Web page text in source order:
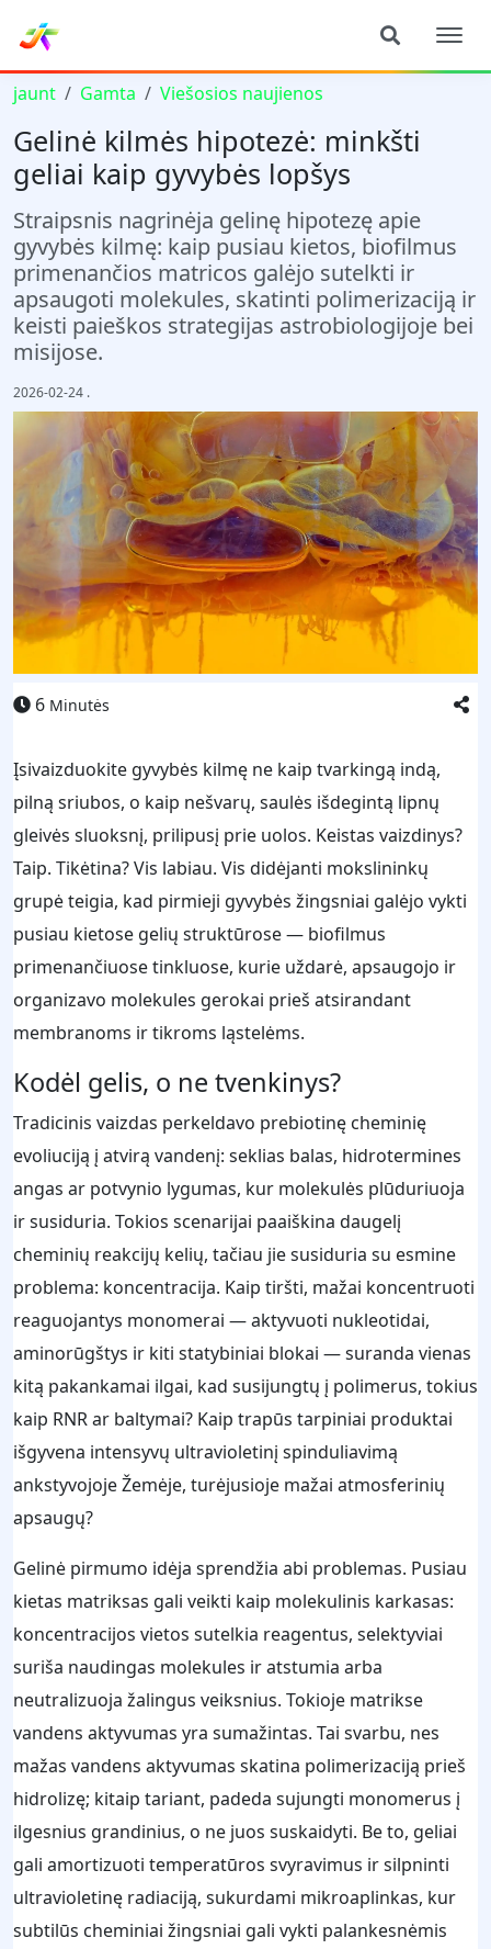
jaunt Gamta Viešosios naujienos
Gelinė kilmės hipotezė: minkšti
geliai kaip gyvybės lopšys
Straipsnis nagrinėja gelinę hipotezę apie
gyvybės kilmę: kaip pusiau kietos, biofilmus
primenančios matricos galėjo sutelkti ir
apsaugoti molekules, skatinti polimerizaciją ir
keisti paieškos strategijas astrobiologijoje bei
misijose.
2026-02-24 .
6 Minutės
Įsivaizduokite gyvybės kilmę ne kaip tvarkingą indą,
pilną sriubos, o kaip nešvarų, saulės išdegintą lipnų
gleivės sluoksnį, prilipusį prie uolos. Keistas vaizdinys?
Taip. Tikėtina? Vis labiau. Vis didėjanti mokslininkų
grupė teigia, kad pirmieji gyvybės žingsniai galėjo vykti
pusiau kietose gelių struktūrose — biofilmus
primenančiuose tinkluose, kurie uždarė, apsaugojo ir
organizavo molekules gerokai prieš atsirandant
membranoms ir tikroms ląstelėms.
Kodėl gelis, o ne tvenkinys?
Tradicinis vaizdas perkeldavo prebiotinę cheminię
evoliuciją į atvirą vandenį: seklias balas, hidrotermines
angas ar potvynio lygumas, kur molekulės plūduriuoja
ir susiduria. Tokios scenarijai paaiškina daugelį
cheminių reakcijų kelių, tačiau jie susiduria su esmine
problema: koncentracija. Kaip tiršti, mažai koncentruoti
reaguojantys monomerai — aktyvuoti nukleotidai,
aminorūgštys ir kiti statybiniai blokai — suranda vienas
kitą pakankamai ilgai, kad susijungtų į polimerus, tokius
kaip RNR ar baltymai? Kaip trapūs tarpiniai produktai
išgyvena intensyvų ultravioletinį spinduliavimą
ankstyvojoje Žemėje, turėjusioje mažai atmosferinių
apsaugų?
Gelinė pirmumo idėja sprendžia abi problemas. Pusiau
kietas matriksas gali veikti kaip molekulinis karkasas:
koncentracijos vietos sutelkia reagentus, selektyviai
suriša naudingas molekules ir atstumia arba
neutralizuoja žalingus veiksnius. Tokioje matrikse
vandens aktyvumas yra sumažintas. Tai svarbu, nes
mažas vandens aktyvumas skatina polimerizaciją prieš
hidrolizę; kitaip tariant, padeda sujungti monomerus į
ilgesnius grandinius, o ne juos suskaidyti. Be to, geliai
gali amortizuoti temperatūros svyravimus ir silpninti
ultravioletinę radiaciją, sukurdami mikroaplinkas, kur
subtilūs cheminiai žingsniai gali vykti palankesnėmis